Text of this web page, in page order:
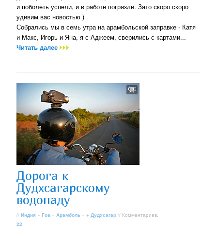
и поболеть успели, и в работе погрязли. Зато скоро скоро
удивим вас новостью )
Собрались мы в семь утра на арамбольской заправке - Катя
и Макс, Игорь и Яна, я с Аджеем, сверились с картами...
Читать далее
Дорога к
Дудхсагарскому
водопаду
//Индия »Гоа »Арамболь » + Дудхсагар // Комментариев:
22